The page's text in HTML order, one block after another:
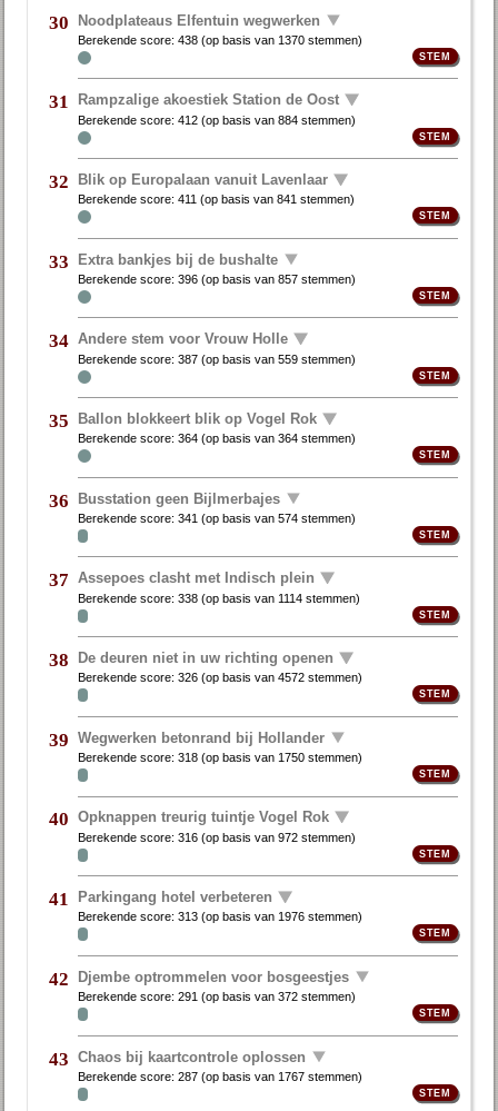
30 Noodplateaus Elfentuin wegwerken
Berekende score:438 (op basis van 1370 stemmen)
31 Rampzalige akoestiek Station de Oost
Berekende score:412 (op basis van884 stemmen)
32 Blik op Europalaan vanuit Lavenlaar
Berekende score:411 (op basis van841 stemmen)
33 Extra bankjes bij de bushalte
Berekende score:396 (op basis van857 stemmen)
34 Andere stem voor Vrouw Holle
Berekende score:387 (op basis van559 stemmen)
35 Ballon blokkeert blik op Vogel Rok
Berekende score:364 (op basis van364 stemmen)
36 Busstation geen Bijlmerbajes
Berekende score:341 (op basis van574 stemmen)
37 Assepoes clasht met Indisch plein
Berekende score:338 (op basis van 1114 stemmen)
38 De deuren niet in uw richting openen
Berekende score:326 (op basis van4572 stemmen)
39 Wegwerken betonrand bij Hollander
Berekende score:318 (op basis van 1750 stemmen)
40 Opknappen treurig tuintje Vogel Rok
Berekende score:316 (op basis van972 stemmen)
41 Parkingang hotel verbeteren
Berekende score:313 (op basis van1976 stemmen)
42 Djembe optrommelen voor bosgeestjes
Berekende score:291 (op basis van372 stemmen)
43 Chaos bij kaartcontrole oplossen
Berekende score:287 (op basis van 1767 stemmen)